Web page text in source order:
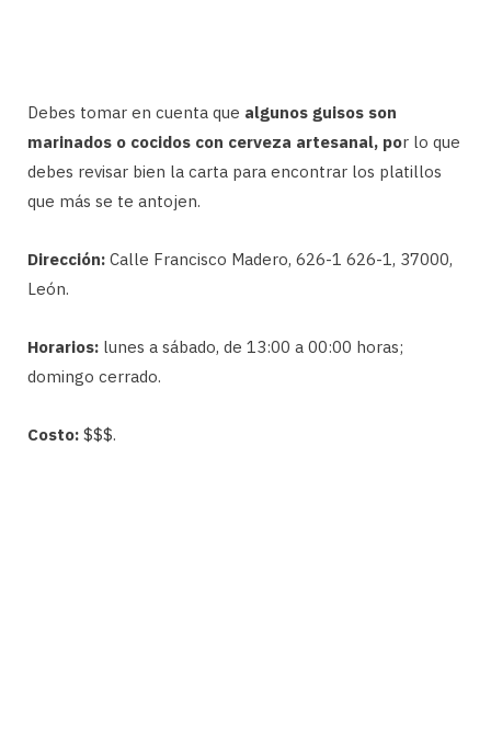
Debes tomar en cuenta que algunos guisos son
marinados o cocidos con cerveza artesanal, por lo que
debes revisar bien la carta para encontrar los platillos
que más se te antojen.
Dirección: Calle Francisco Madero, 626-1 626-1, 37000,
León.
Horarios: lunes a sábado, de 13:00 a 00:00 horas;
domingo cerrado.
Costo: $$$.